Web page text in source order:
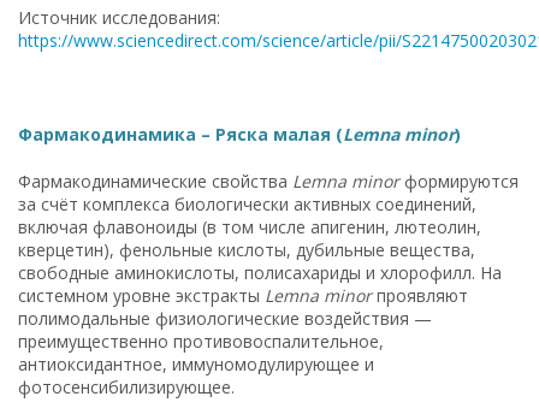
Источник исследования:
https://www.sciencedirect.com/science/article/pii/
Фармакодинамика – Ряска малая (Lemna minor)
Фармакодинамические свойства Lemna minorформируются
за счёт комплекса биологически активных соединений,
включая флавоноиды (в том числе апигенин, лютеолин,
кверцетин), фенольные кислоты, дубильные вещества,
свободные аминокислоты, полисахариды и хлорофилл. На
системном уровне экстракты Lemna minorпроявляют
полимодальные физиологические воздействия —
преимущественно противовоспалительное,
антиоксидантное, иммуномодулирующее и
фотосенсибилизирующее.